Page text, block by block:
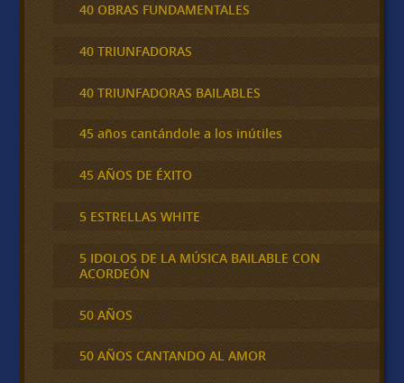
40 OBRAS FUNDAMENTALES
40 TRIUNFADORAS
40 TRIUNFADORAS BAILABLES
45 años cantándole a los inútiles
45 AÑOS DE ÉXITO
5 ESTRELLAS WHITE
5 IDOLOS DE LA MÚSICA BAILABLE CON
ACORDEÓN
50 AÑOS
50 AÑOS CANTANDO AL AMOR